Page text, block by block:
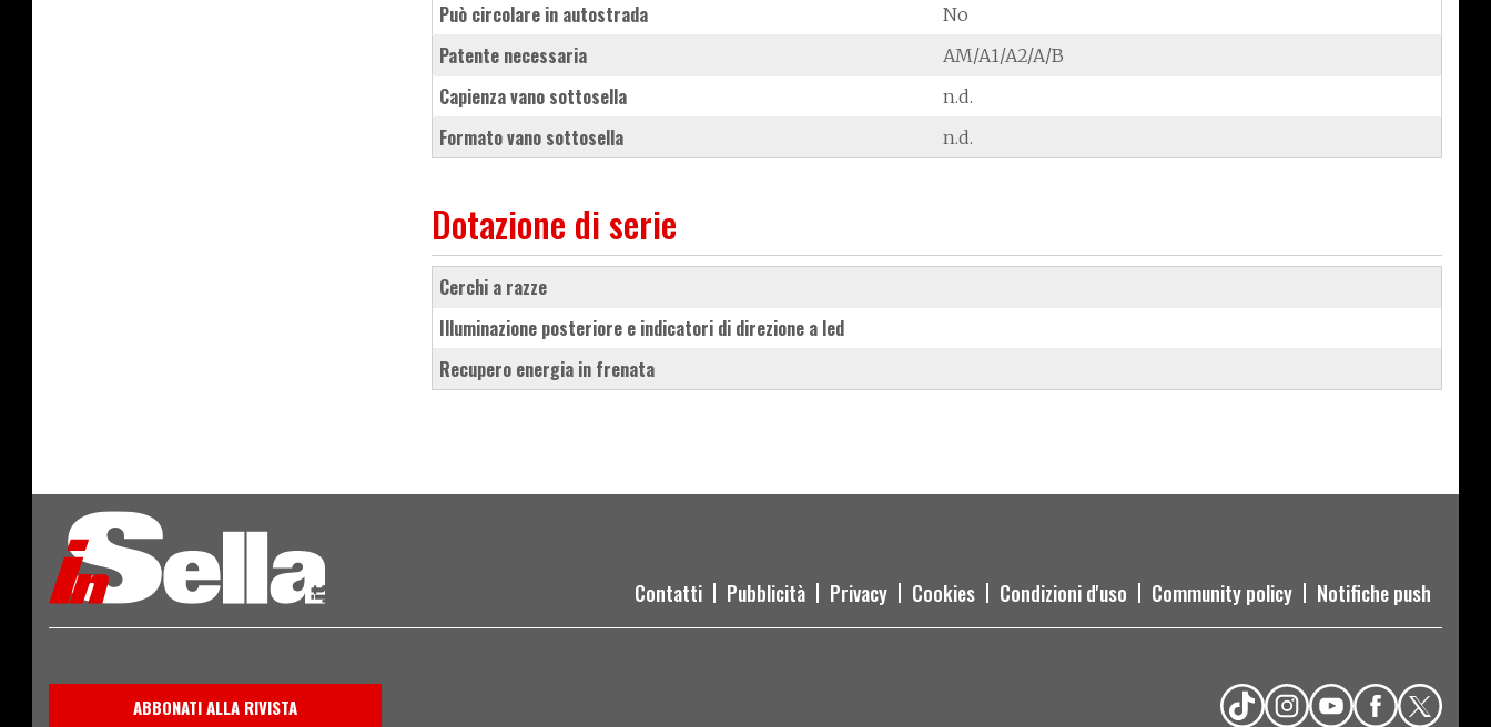
Può circolare in autostrada No
Patente necessaria AM/A1/A2/A/B
Capienza vano sottosella n.d.
Formato vano sottosella n.d.
Dotazione di serie
cerchi a razze
illuminazione posteriore e indicatori di direzione a led
recupero energia in frenata
Contatti Pubblicità Privacy Cookies Condizioni d'uso Community policy Notifiche push
ABBONATI ALLA RIVISTA